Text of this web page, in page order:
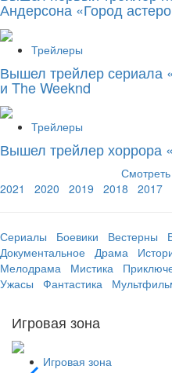
Андерсона «Город
Трейлеры
Вышел трейлер сериала
и The Weeknd
Трейлеры
Вышел трейлер хоррора
2021
2020 2019 2018 2017
Сериалы Боевики Вестерны
Документальное
Драма
Мелодрама
Мистика
Ужасы
Фантастика
Игровая зона
Игровая зона